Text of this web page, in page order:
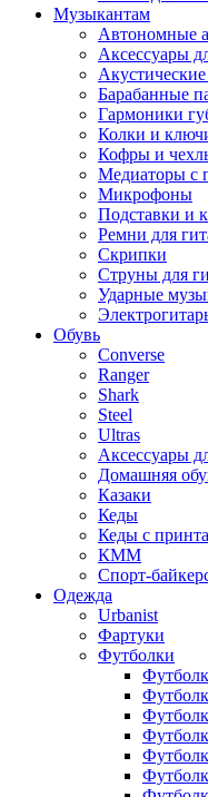
Музыкантам
Автономные
Аксессуары
Барабанные
Гармоники
Колки и
Кофры и
Медиаторы с
Микрофоны
Подставки и
Ремни для
Скрипки
Струны для
Ударные
Обувь
Converse
Ranger
Shark
Steel
Ultras
Аксессуары
Домашняя
Казаки
Кеды
Кеды с
КММ
Спорт-
Одежда
Urbanist
Фартуки
Футболки